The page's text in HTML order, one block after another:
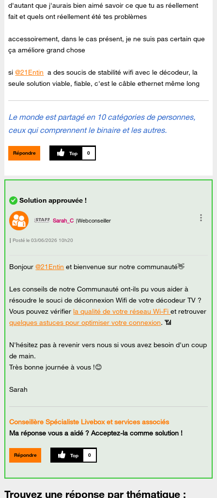
d'autant que j'aurais bien aimé savoir ce que tu as réellement
fait et quels ont réellement été tes problèmes
accessoirement, dans le cas présent, je ne suis pas certain que
ça améliore grand chose
si@21Entin a des soucis de stabilité wifi avec le décodeur, la
seule solution viable, fiable, c'est le câble ethernet même long
Le monde est partagé en 10 catégories de personnes,
ceux qui comprennent le binaire et les autres.
Répondre 0
Sarah_C Webconseiller
Posté le ‎03/06/2026 10h20
Bonjour@21Entin et bienvenue sur notre communauté👋
Les conseils de notre Communauté ont-ils pu vous aider à
résoudre le souci de déconnexion Wifi de votre décodeur TV ?
Vous pouvez vérifier la qualité de votre réseau Wi-Fiet retrouver
quelques astuces pour optimiser votre connexion. 📶
N'hésitez pas à revenir vers nous si vous avez besoin d'un coup
de main.
Très bonne journée à vous !😊
Sarah
Conseillère Spécialiste Livebox et services associés
Ma réponse vous a aidé ? Acceptez-la comme solution !
Répondre 0
Trouvez une réponse par thématique :